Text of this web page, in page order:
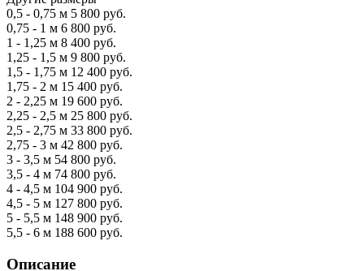
0,5 - 0,75 м 5 800 руб.
0,75 - 1 м 6 800 руб.
1 - 1,25 м 8 400 руб.
1,25 - 1,5 м 9 800 руб.
1,5 - 1,75 м 12 400 руб.
1,75 - 2 м 15 400 руб.
2 - 2,25 м 19 600 руб.
2,25 - 2,5 м 25 800 руб.
2,5 - 2,75 м 33 800 руб.
2,75 - 3 м 42 800 руб.
3 - 3,5 м 54 800 руб.
3,5 - 4 м 74 800 руб.
4 - 4,5 м 104 900 руб.
4,5 - 5 м 127 800 руб.
5 - 5,5 м 148 900 руб.
5,5 - 6 м 188 600 руб.
Описание